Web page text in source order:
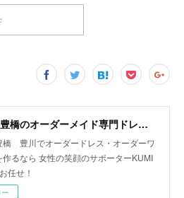
名古屋 豊橋のオーダーメイド専門ドレスデザイナー KUMI OHARA
豊川でオーダードレス・オーダーワ
作るなら 女性の笑顔のサポーターKUMI
任せ！